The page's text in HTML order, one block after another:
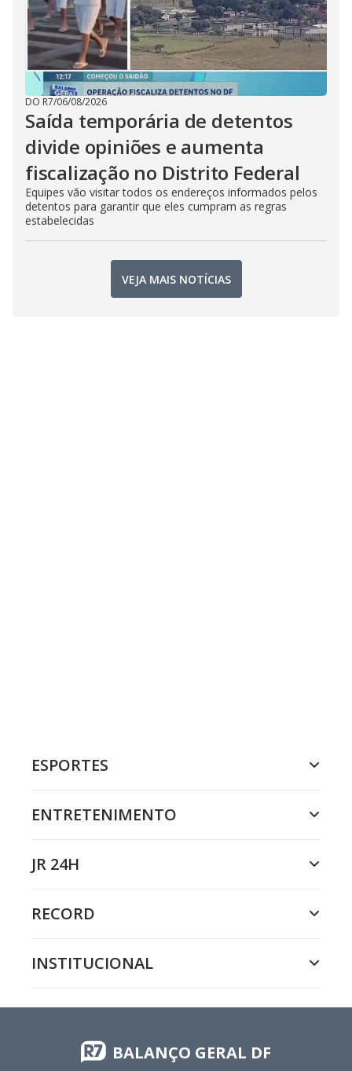
DO R7/06/08/2026
Saída temporária de detentos
divide opiniões e aumenta
fiscalização no Distrito Federal
Equipes vão visitar todos os endereços informados pelos
detentos para garantir que eles cumpram as regras
estabelecidas
VEJA MAIS NOTÍCIAS
ESPORTES
ENTRETENIMENTO
JR 24H
RECORD
INSTITUCIONAL
BALANÇO GERAL DF